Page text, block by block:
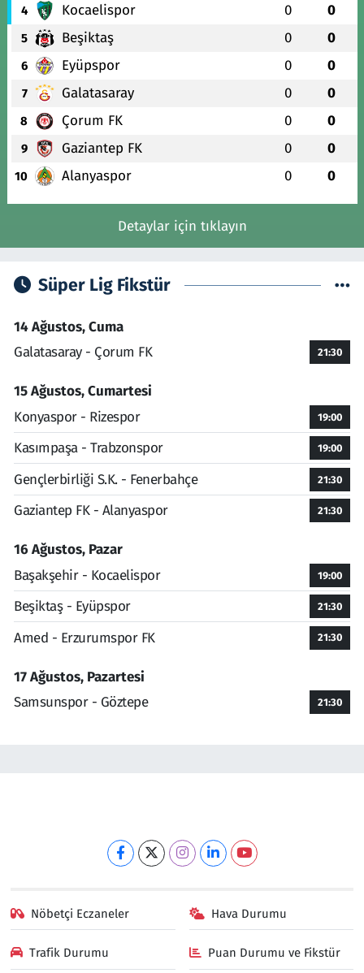
4 Kocaelispor 0 0
5 Beşiktaş 0 0
6 Eyüpspor 0 0
7 Galatasaray 0 0
8 Çorum FK 0 0
9 Gaziantep FK 0 0
10 Alanyaspor 0 0
Detaylar için tıklayın
Süper Lig Fikstür
14 Ağustos, Cuma
Galatasaray - Çorum FK
21:30
15 Ağustos, Cumartesi
Konyaspor - Rizespor
19:00
Kasımpaşa - Trabzonspor 19:00
Gençlerbirliği S.K. - Fenerbahçe 21:30
Gaziantep FK - Alanyaspor 21:30
16 Ağustos, Pazar
Başakşehir - Kocaelispor
19:00
Beşiktaş - Eyüpspor 21:30
Amed - Erzurumspor FK 21:30
17 Ağustos, Pazartesi
Samsunspor - Göztepe
21:30
Nöbetçi Eczaneler Hava Durumu
Trafik Durumu Puan Durumu ve Fikstür